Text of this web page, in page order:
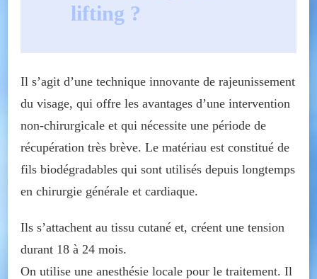
lifting ?
Il s’agit d’une technique innovante de rajeunissement
du visage, qui offre les avantages d’une intervention
non-chirurgicale et qui nécessite une période de
récupération très brève. Le matériau est constitué de
fils biodégradables qui sont utilisés depuis longtemps
en chirurgie générale et cardiaque.
Ils s’attachent au tissu cutané et, créent une tension
durant 18 à 24 mois.
On utilise une anesthésie locale pour le traitement. Il